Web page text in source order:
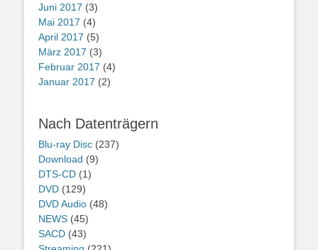
Juni 2017 (3)
Mai 2017 (4)
April 2017 (5)
März 2017 (3)
Februar 2017 (4)
Januar 2017 (2)
Nach Datenträgern
Blu-ray Disc (237)
Download (9)
DTS-CD (1)
DVD (129)
DVD Audio (48)
NEWS (45)
SACD (43)